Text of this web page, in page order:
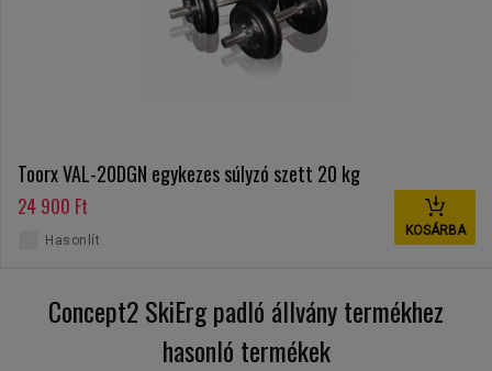
Toorx VAL-20DGN egykezes súlyzó szett 20 kg
24 900 Ft
KOSÁRBA
Hasonlít
Concept2 SkiErg padló állvány termékhez
hasonló termékek